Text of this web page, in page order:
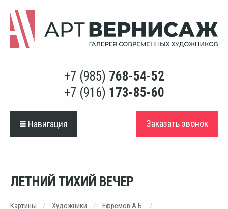
+7 (985) 768-54-52
+7 (916) 173-85-60
Навигация Заказать звонок
ЛЕТНИЙ ТИХИЙ ВЕЧЕР
Картины Художники
Ефремов А.Б.